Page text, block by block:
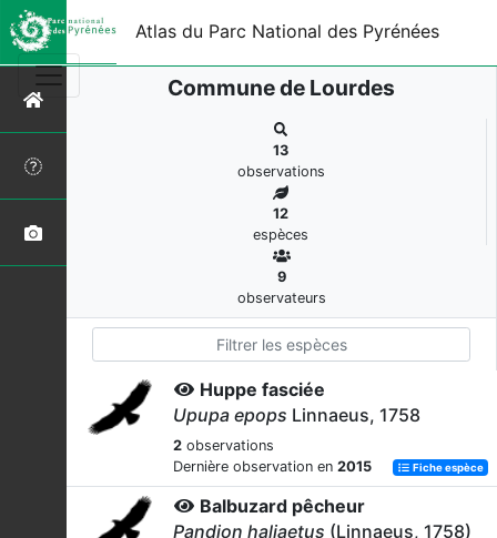
Atlas du Parc National des Pyrénées
Commune de Lourdes
13
observations
12
espèces
9
observateurs
Huppe fasciée
Upupa epops Linnaeus, 1758
2 observations
Dernière observation en 2015 Fiche espèce
Balbuzard pêcheur
Pandion haliaetus (Linnaeus, 1758)